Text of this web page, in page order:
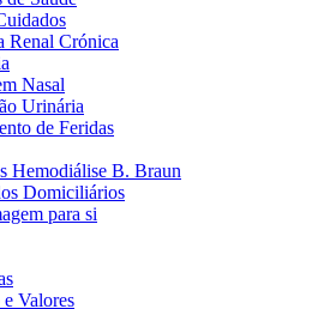
Braun. Entre em contacto connosco
Renal Crónica
Nasal
Urinária
de Feridas
Hemodiálise B. Braun
Domiciliários
para si
Valores